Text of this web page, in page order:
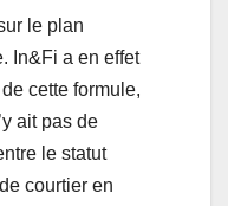
le plan
In&Fi a en effet
cette formule,
ait pas de
le statut
courtier en